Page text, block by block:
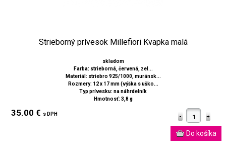
Strieborný prívesok Millefiori Kvapka malá
skladom
Farba: strieborná, červená, zel...
Materiál: striebro 925/1000, muránsk...
Rozmery: 12 x 17 mm (výška s uško...
Typ prívesku: na náhrdelník
Hmotnosť: 3,8 g
35.00 € s DPH